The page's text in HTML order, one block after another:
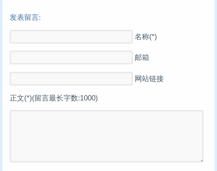
发表留言:
名称(*)
邮箱
网站链接
正文(*)(留言最长字数:1000)